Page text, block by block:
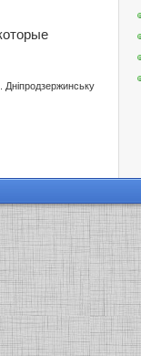
Дніпродзержинську